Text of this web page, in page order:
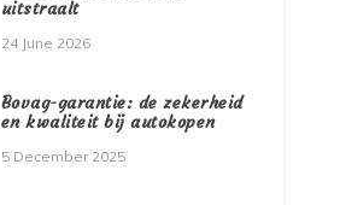
uitstraalt
24 June 2026
Bovag-garantie: de zekerheid
en kwaliteit bij autokopen
5 December 2025